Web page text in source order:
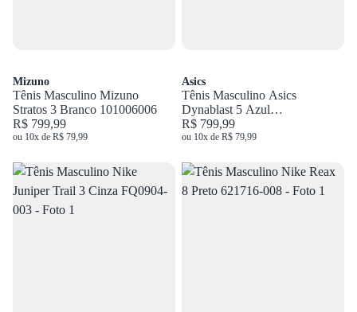
Mizuno
Tênis Masculino Mizuno
Stratos 3 Branco 101006006
R$ 799,99
ou 10x de R$ 79,99
Asics
Tênis Masculino Asics
Dynablast 5 Azul
1011B983.405
R$ 799,99
ou 10x de R$ 79,99